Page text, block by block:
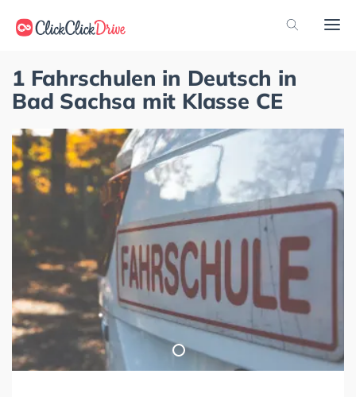
1 Fahrschulen in Deutsch in
Bad Sachsa mit Klasse CE